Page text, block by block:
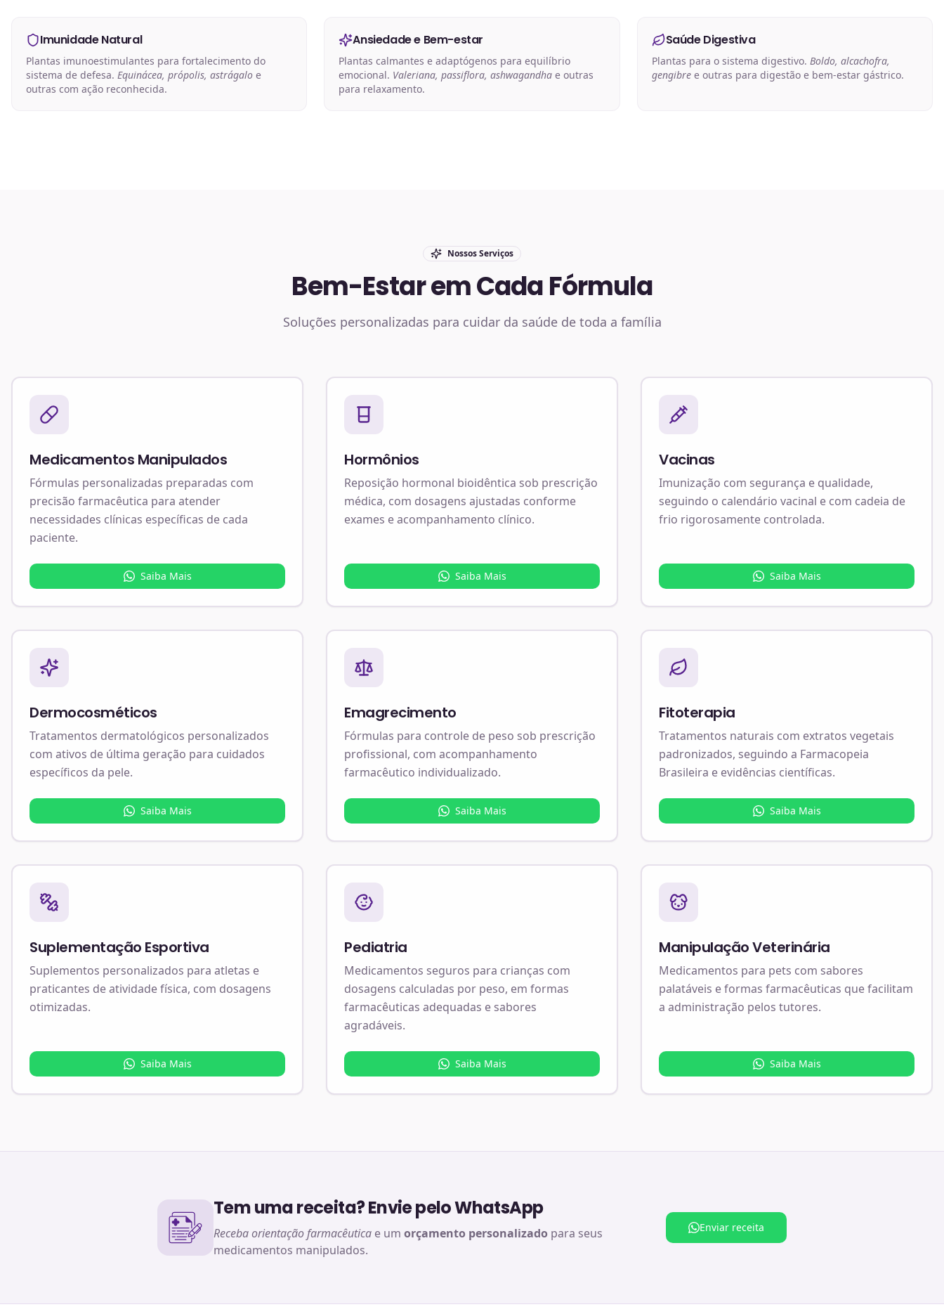
Imunidade Natural
Plantas imunoestimulantes para fortalecimento do
sistema de defesa. Equinácea, própolis, astrágalo e
outras com ação reconhecida.
Ansiedade e Bem-estar
Plantas calmantes e adaptógenos para equilíbrio
emocional. Valeriana, passiflora, ashwagandha e outras
para relaxamento.
Saúde Digestiva
Plantas para o sistema digestivo. Boldo, alcachofra,
gengibree outras para digestão e bem-estar gástrico.
Nossos Serviços
Bem-Estar em Cada Fórmula
Soluções personalizadas para cuidar da saúde de toda a família
Medicamentos Manipulados
Fórmulas personalizadas preparadas com
precisão farmacêutica para atender
necessidades clínicas específicas de cada
paciente.
Saiba Mais
Hormônios
Reposição hormonal bioidêntica sob prescrição
médica, com dosagens ajustadas conforme
exames e acompanhamento clínico.
Saiba Mais
Vacinas
Imunização com segurança e qualidade,
seguindo o calendário vacinal e com cadeia de
frio rigorosamente controlada.
Saiba Mais
Dermocosméticos
Tratamentos dermatológicos personalizados
com ativos de última geração para cuidados
específicos da pele.
Saiba Mais
Emagrecimento
Fórmulas para controle de peso sob prescrição
profissional, com acompanhamento
farmacêutico individualizado.
Saiba Mais
Fitoterapia
Tratamentos naturais com extratos vegetais
padronizados, seguindo a Farmacopeia
Brasileira e evidências científicas.
Saiba Mais
Suplementação Esportiva
Suplementos personalizados para atletas e
praticantes de atividade física, com dosagens
otimizadas.
Saiba Mais
Pediatria
Medicamentos seguros para crianças com
dosagens calculadas por peso, em formas
farmacêuticas adequadas e sabores
agradáveis.
Saiba Mais
Manipulação Veterinária
Medicamentos para pets com sabores
palatáveis e formas farmacêuticas que facilitam
a administração pelos tutores.
Saiba Mais
Tem uma receita? Envie pelo WhatsApp
Receba orientação farmacêutica e um orçamento personalizado para seus
medicamentos manipulados.
Enviar receita